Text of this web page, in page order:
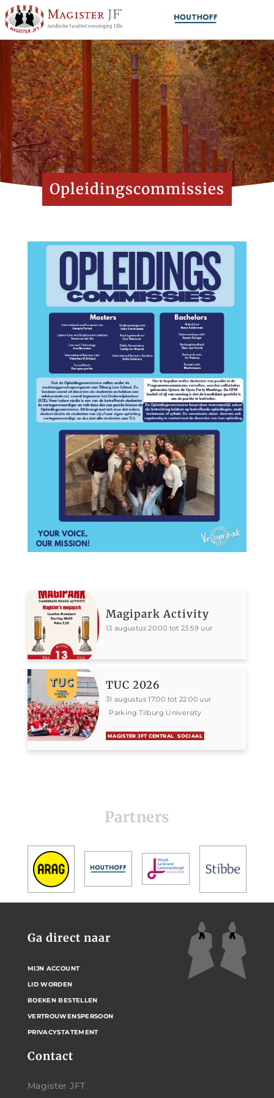
Opleidingscommissies
Magipark Activity
13 augustus 20:00 tot 23:59 uur
TUC 2026
31 augustus 17:00 tot 22:00 uur
Parking Tilburg University
MAGISTER JFT CENTRAL SOCIAAL
Partners
Contact
Magister JFT
Ga direct naar
MIJN ACCOUNT
LID WORDEN
BOEKEN BESTELLEN
VERTROUWENSPERSOON
PRIVACYSTATEMENT